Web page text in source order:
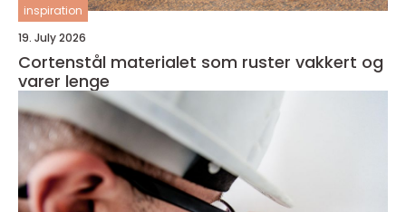
inspiration
19. July 2026
Cortenstål materialet som ruster vakkert og
varer lenge